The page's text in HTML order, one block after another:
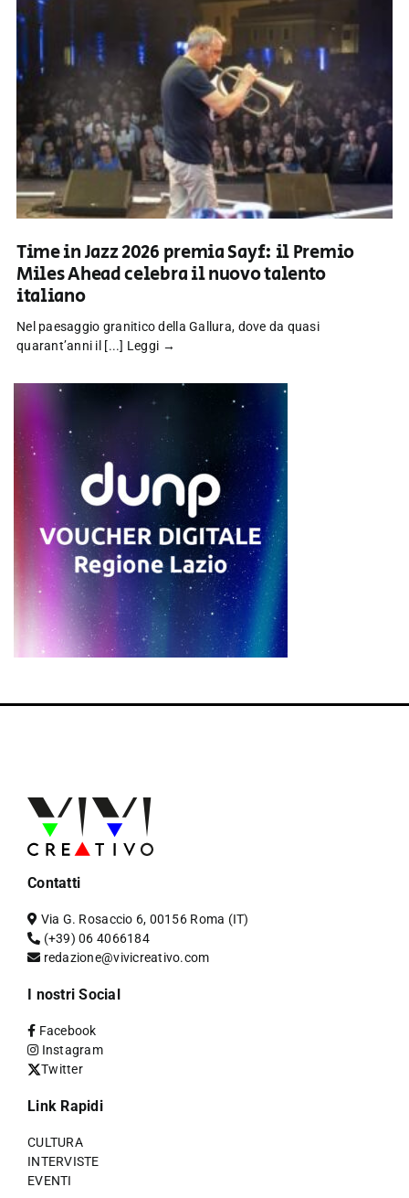
Time in Jazz 2026 premia Sayf: il Premio
Miles Ahead celebra il nuovo talento
italiano
Nel paesaggio granitico della Gallura, dove da quasi
quarant’anni il [...] Leggi →
Contatti
Via G. Rosaccio 6, 00156 Roma (IT)
(+39) 06 4066184
redazione@vivicreativo.com
I nostri Social
Facebook
Instagram
Twitter
Link Rapidi
CULTURA
INTERVISTE
EVENTI